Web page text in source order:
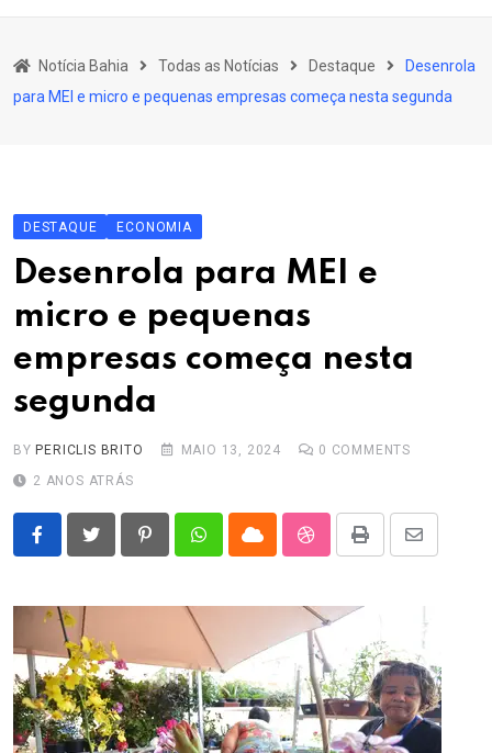
Educação
Esporte
Outros Assuntos
Notícia Bahia Todas as Notícias Destaque
Desenrola
para MEI e micro e pequenas empresas começa nesta segunda
DESTAQUE ECONOMIA
Desenrola para MEI e
micro e pequenas
empresas começa nesta
segunda
BY PERICLIS BRITO MAIO 13, 2024 0 COMMENTS
2 ANOS ATRÁS
PinterestWhatsappCloud StumbleUpon
Print
Share
Email